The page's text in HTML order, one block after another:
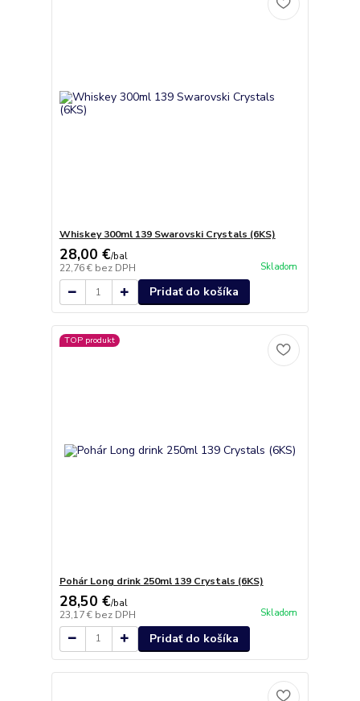
Whiskey 300ml 139 Swarovski Crystals (6KS)
28,00 €/bal
22,76 € bez DPH Skladom
Pridať do košíka
TOP produkt
Pohár Long drink 250ml 139 Crystals (6KS)
28,50 €/bal
23,17 € bez DPH Skladom
Pridať do košíka